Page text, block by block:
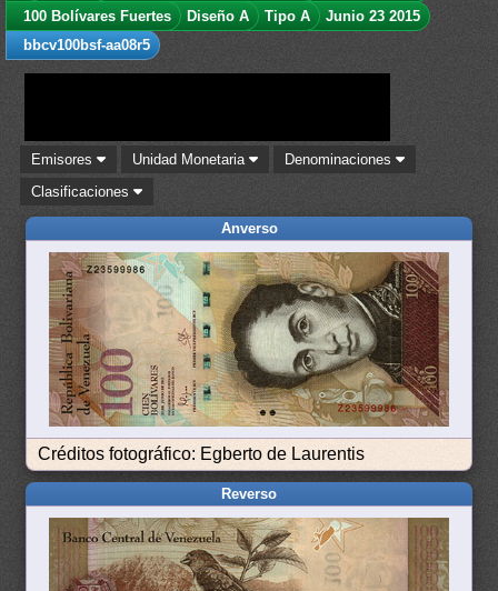
100 Bolívares Fuertes
Diseño A Tipo A
Junio 23 2015
bbcv100bsf-aa08r5
Emisores Unidad Monetaria
Denominaciones
Clasificaciones
Anverso
Créditos fotográfico: Egberto de Laurentis
Reverso